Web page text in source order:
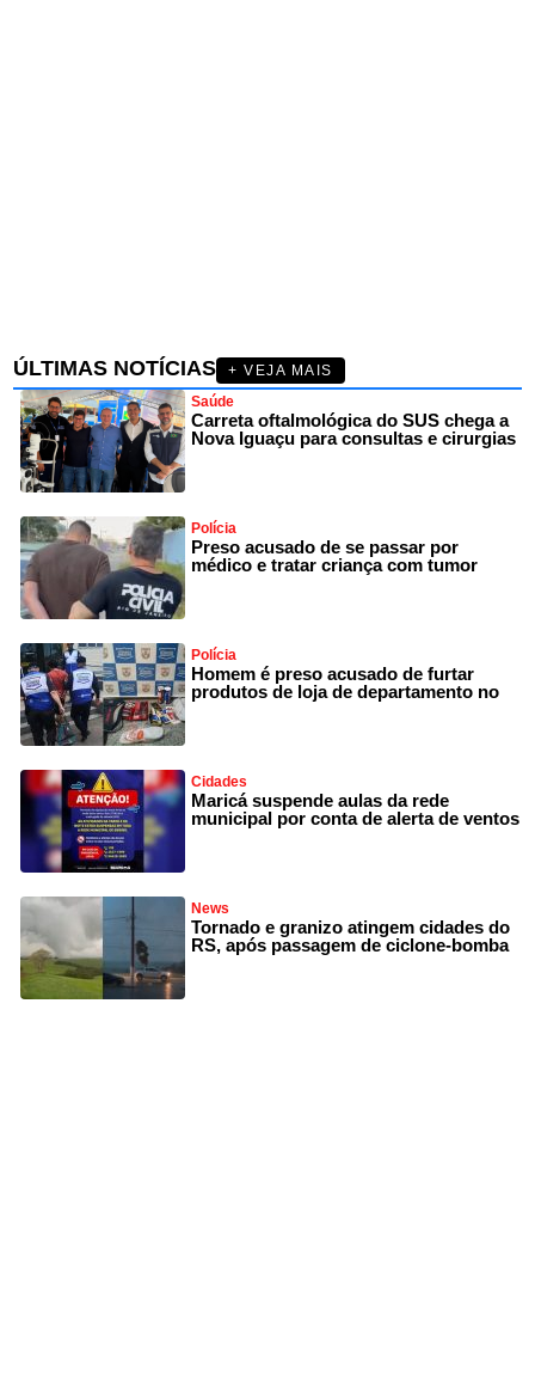
ÚLTIMAS NOTÍCIAS
+ VEJA MAIS
Saúde
Carreta oftalmológica do SUS chega a
Nova Iguaçu para consultas e cirurgias
Polícia
Preso acusado de se passar por
médico e tratar criança com tumor
Polícia
Homem é preso acusado de furtar
produtos de loja de departamento no
Cidades
Maricá suspende aulas da rede
municipal por conta de alerta de ventos
News
Tornado e granizo atingem cidades do
RS, após passagem de ciclone-bomba